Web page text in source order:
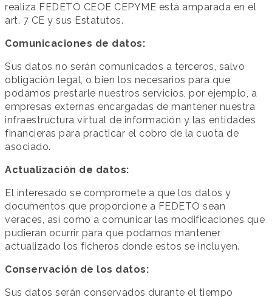
realiza FEDETO CEOE CEPYME está amparada en el
art. 7 CE y sus Estatutos.
Comunicaciones de datos:
Sus datos no serán comunicados a terceros, salvo
obligación legal, o bien los necesarios para que
podamos prestarle nuestros servicios, por ejemplo, a
empresas externas encargadas de mantener nuestra
infraestructura virtual de información y las entidades
financieras para practicar el cobro de la cuota de
asociado.
Actualización de datos:
El interesado se compromete a que los datos y
documentos que proporcione a FEDETO sean
veraces, así como a comunicar las modificaciones que
pudieran ocurrir para que podamos mantener
actualizado los ficheros donde estos se incluyen.
Conservación de los datos:
Sus datos serán conservados durante el tiempo